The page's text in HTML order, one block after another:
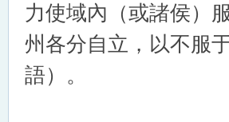
力使域內（或諸侯）
州各分自立，以不服
語）。